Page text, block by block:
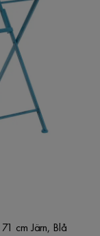
cm Järn, Blå